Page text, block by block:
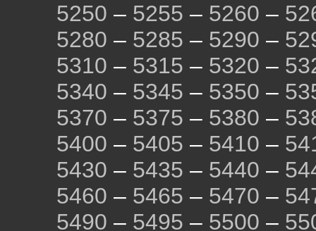
5250 – 5255 – 5260 –
5280 – 5285 – 5290 –
5310 – 5315 – 5320 –
5340 – 5345 – 5350 –
5370 – 5375 – 5380 –
5400 – 5405 – 5410 –
5430 – 5435 – 5440 –
5460 – 5465 – 5470 –
5490 – 5495 – 5500 –